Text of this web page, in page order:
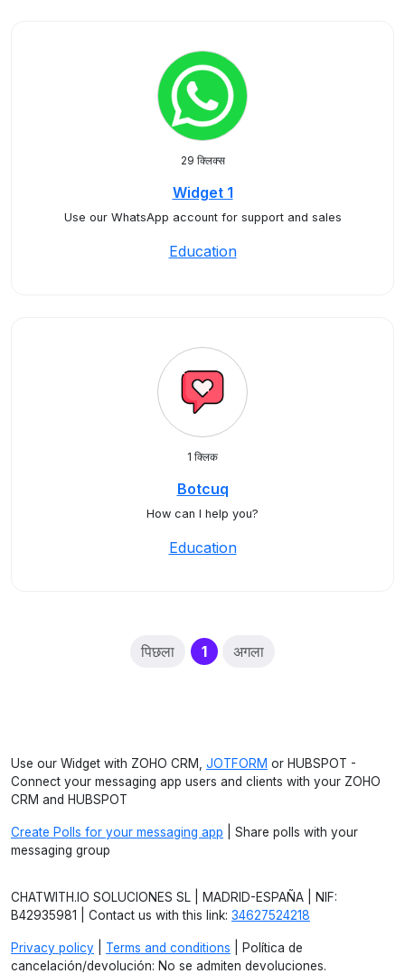
29 क्लिक्स
Widget 1
Use our WhatsApp account for support and sales
Education
1 क्लिक
Botcuq
How can I help you?
Education
पिछला 1(current)
अगला
Use our Widget with ZOHO CRM, JOTFORM or HUBSPOT -
Connect your messaging app users and clients with your ZOHO
CRM and HUBSPOT
Create Polls for your messaging app | Share polls with your
messaging group
CHATWITH.IO SOLUCIONES SL | MADRID-ESPAÑA | NIF:
B42935981 | Contact us with this link: 34627524218
Privacy policy Terms and conditions | Política de
cancelación/devolución: No se admiten devoluciones.